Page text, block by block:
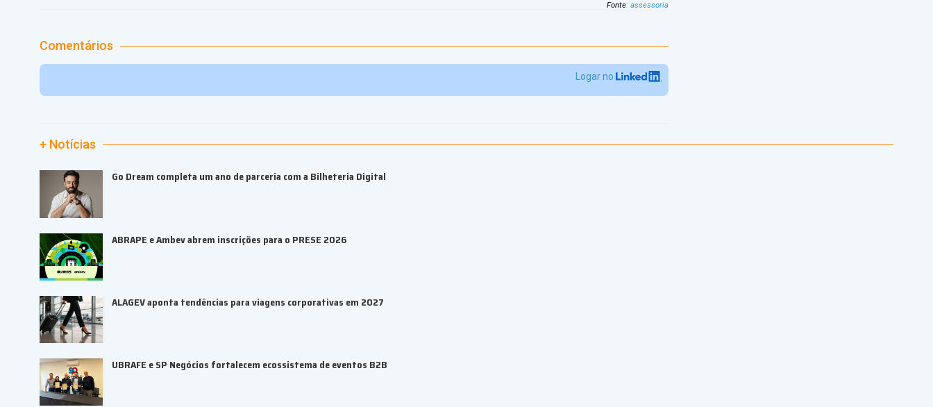
Fonte: assessoria
Comentários
Logar no
+ Notícias
Go Dream completa um ano de parceria com a Bilheteria Digital
ABRAPE e Ambev abrem inscrições para o PRESE 2026
ALAGEV aponta tendências para viagens corporativas em 2027
UBRAFE e SP Negócios fortalecem ecossistema de eventos B2B